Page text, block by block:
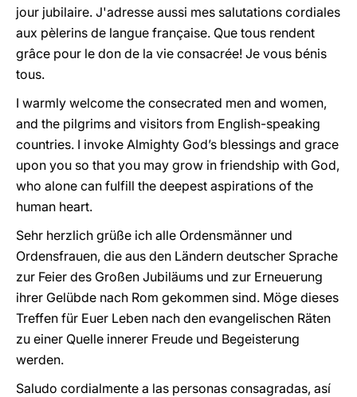
jour jubilaire. J'adresse aussi mes salutations cordiales
aux pèlerins de langue française. Que tous rendent
grâce pour le don de la vie consacrée! Je vous bénis
tous.
I warmly welcome the consecrated men and women,
and the pilgrims and visitors from English-speaking
countries. I invoke Almighty God’s blessings and grace
upon you so that you may grow in friendship with God,
who alone can fulfill the deepest aspirations of the
human heart.
Sehr herzlich grüße ich alle Ordensmänner und
Ordensfrauen, die aus den Ländern deutscher Sprache
zur Feier des Großen Jubiläums und zur Erneuerung
ihrer Gelübde nach Rom gekommen sind. Möge dieses
Treffen für Euer Leben nach den evangelischen Räten
zu einer Quelle innerer Freude und Begeisterung
werden.
Saludo cordialmente a las personas consagradas, así